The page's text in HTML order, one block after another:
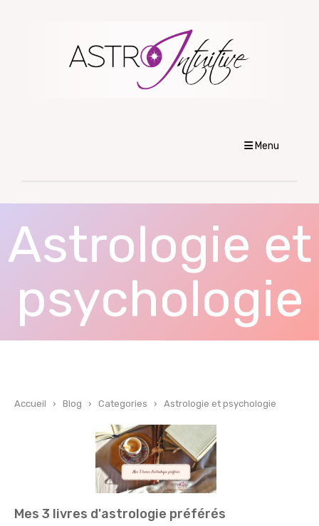
Menu
Astrologie et
psychologie
Accueil › Blog › Categories › Astrologie et psychologie
Mes 3 livres d'astrologie préférés